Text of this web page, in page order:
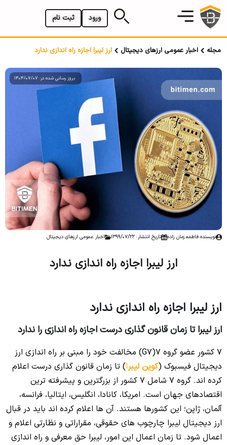
ثبت نام ورود
مجله اخبار عمومی ارزهای دیجیتال ارز لیبرا اجازه راه اندازی ندارد
بروز رسانی شده در: 1404/07/07
نویسنده:فاطمه زمان زاده تاریخ انتشار: 1399/07/22 اخبار عمومی ارزهای دیجیتال
ارز لیبرا اجازه راه اندازی ندارد
ارز لیبرا اجازه راه اندازی ندارد
ارز لیبرا تا زمان قانون گذاری درست اجازه راه اندازی را ندارد
7 کشور عضو گروه 7(G7) مخالفت خود را مبنی بر راه اندازی ارز
دیجیتال فیسبوک (کوین لیبرا) تا زمان قانون گذاری درست اعلام
کرده اند. گروه 7 شامل 7 کشور از بزرگترین و پیشرفته ترین
اقتصادهای جهان است. امریکا، کانادا، انگلیس، ایتالیا، فرانسه،
آلمان، ژاپن؛ این کشورها هستند. آن ها اعلام کرده اند باید در قبال
ارز دیجیتال لیبرا چارچوب های حقوقی، مقراراتی و نظارتی اعلام و
اعمال شود. تا زمان اعمال این امور، لیبرا حق معرفی و راه اندازی